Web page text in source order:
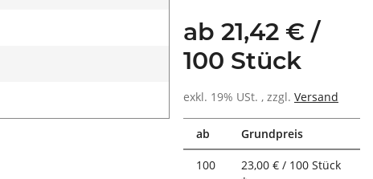
ab 21,42 € /
100 Stück
exkl. 19% USt. , zzgl. Versand
ab Grundpreis
100
23,00 € / 100 Stück